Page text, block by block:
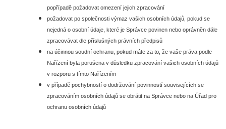
popřípadě požadovat omezení jejich zpracování
požadovat po společnosti výmaz vašich osobních údajů, pokud se
nejedná o osobní údaje, které je Správce povinen nebo oprávněn dále
zpracovávat dle příslušných právních předpisů
na účinnou soudní ochranu, pokud máte za to, že vaše práva podle
Nařízení byla porušena v důsledku zpracování vašich osobních údajů
v rozporu s tímto Nařízením
v případě pochybností o dodržování povinností souvisejících se
zpracováním osobních údajů se obrátit na Správce nebo na Úřad pro
ochranu osobních údajů